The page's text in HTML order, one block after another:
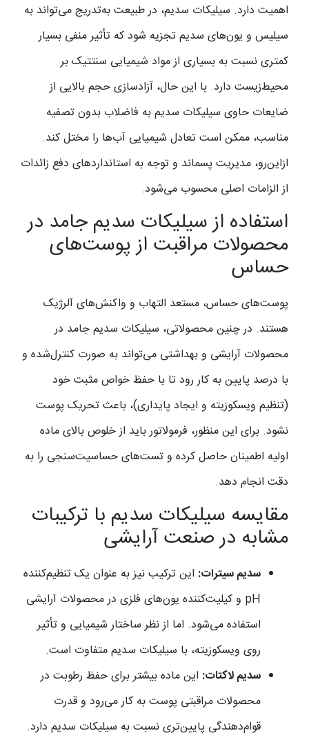
اهمیت دارد. سیلیکات سدیم، در طبیعت به‌تدریج می‌تواند به
سیلیس و یون‌های سدیم تجزیه شود که تأثیر منفی بسیار
کمتری نسبت به بسیاری از مواد شیمیایی سنتتیک بر
محیط‌زیست دارد. با این حال، آزادسازی حجم بالایی از
ضایعات حاوی سیلیکات سدیم به فاضلاب بدون تصفیه
مناسب، ممکن است تعادل شیمیایی آب‌ها را مختل کند.
ازاین‌رو، مدیریت پسماند و توجه به استانداردهای دفع زائدات
از الزامات اصلی محسوب می‌شود.
استفاده از سیلیکات سدیم جامد در
محصولات مراقبت از پوست‌های
حساس
پوست‌های حساس، مستعد التهاب و واکنش‌های آلرژیک
هستند. در چنین محصولاتی، سیلیکات سدیم جامد در
محصولات آرایشی و بهداشتی می‌تواند به صورت کنترل‌شده و
با درصد پایین به کار رود تا با حفظ خواص مثبت خود
(تنظیم ویسکوزیته و ایجاد پایداری)، باعث تحریک پوست
نشود. برای این منظور، فرمولاتور باید از خلوص بالای ماده
اولیه اطمینان حاصل کرده و تست‌های حساسیت‌سنجی را به
دقت انجام دهد.
مقایسه سیلیکات سدیم با ترکیبات
مشابه در صنعت آرایشی
سدیم سیترات: این ترکیب نیز به عنوان یک تنظیم‌کننده
pH و کیلیت‌کننده یون‌های فلزی در محصولات آرایشی
استفاده می‌شود. اما از نظر ساختار شیمیایی و تأثیر
روی ویسکوزیته، با سیلیکات سدیم متفاوت است.
سدیم لاکتات: این ماده بیشتر برای حفظ رطوبت در
محصولات مراقبتی پوست به کار می‌رود و قدرت
قوام‌دهندگی پایین‌تری نسبت به سیلیکات سدیم دارد.